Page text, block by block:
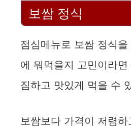
보쌈 정식
점심메뉴로 보쌈 정식
에 뭐먹을지 고민이라
짐하고 맛있게 먹을 수
보쌈보다 가격이 저렴